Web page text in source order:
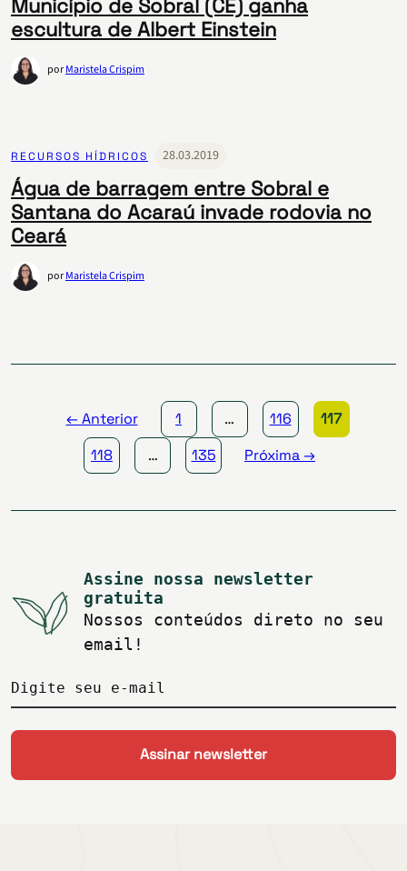
Município de Sobral (CE) ganha
escultura de Albert Einstein
porMaristela Crispim
RECURSOS HÍDRICOS 28.03.2019
Água de barragem entre Sobral e
Santana do Acaraú invade rodovia no
Ceará
porMaristela Crispim
de
← Anterior 1 … 116
117
118
… 135 Próxima →
Assine nossa newsletter
gratuita
Nossos conteúdos direto no seu
email!
Digite seu e-mail